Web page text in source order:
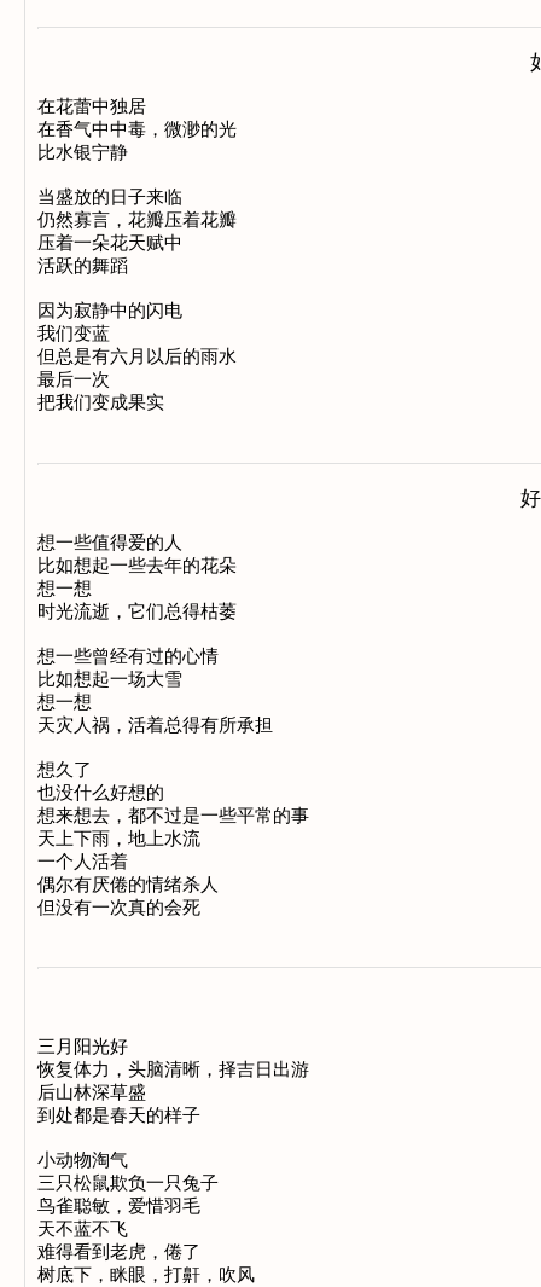
在花蕾中独居
在香气中中毒，微渺的光
比水银宁静
当盛放的日子来临
仍然寡言，花瓣压着花瓣
压着一朵花天赋中
活跃的舞蹈
因为寂静中的闪电
我们变蓝
但总是有六月以后的雨水
最后一次
想一些值得爱的人
比如想起一些去年的花朵
想一想
时光流逝，它们总得枯萎
想一些曾经有过的心情
比如想起一场大雪
想一想
天灾人祸，活着总得有所承担
想久了
也没什么好想的
想来想去，都不过是一些平常的事
天上下雨，地上水流
一个人活着
偶尔有厌倦的情绪杀人
三月阳光好
恢复体力，头脑清晰，择吉日出游
后山林深草盛
到处都是春天的样子
小动物淘气
三只松鼠欺负一只兔子
鸟雀聪敏，爱惜羽毛
天不蓝不飞
难得看到老虎，倦了
树底下，眯眼，打鼾，吹风